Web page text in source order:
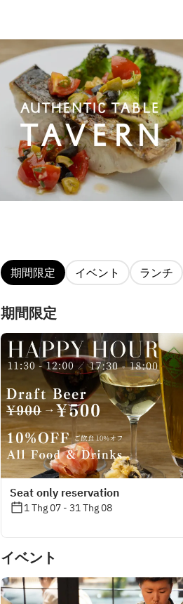
期間限定 イベント ランチ
期間限定
Seat only reservation
1 Thg 07 - 31 Thg 08
イベント